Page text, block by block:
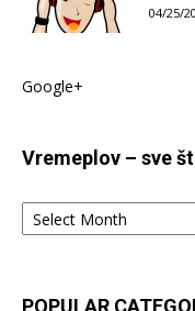
04/25/
Google+
Vremeplov – sve
Vremeplov